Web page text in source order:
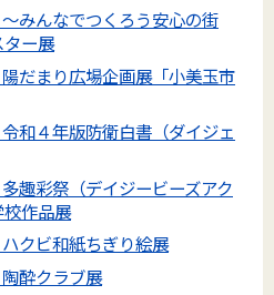
みんなでつくろう安心の街
ー展
だまり広場企画展「小美玉市
和４年版防衛白書（ダイジェ
趣彩祭（デイジービーズアク
作品展
クビ和紙ちぎり絵展
酔クラブ展